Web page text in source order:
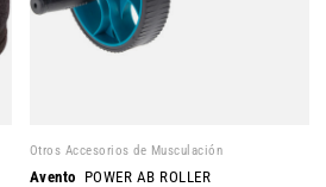
Otros Accesorios de Musculación
Avento POWER AB ROLLER